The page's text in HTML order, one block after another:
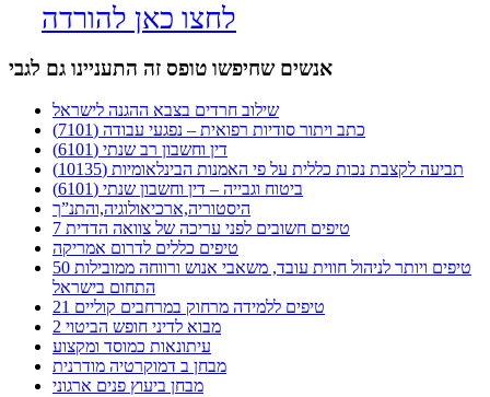
לחצו כאן להורדה
אנשים שחיפשו טופס זה התעניינו גם לגבי
שילוב חרדים בצבא ההגנה לישראל
כתב ויתור סודיות רפואית – נפגעי עבודה (7101)
דין וחשבון רב שנתי (6101)
תביעה לקצבת נכות כללית על פי האמנות הבינלאומיות (10135)
ביטוח וגבייה – דין וחשבון שנתי (6101)
היסטוריה,ארכיאולוגיה,והתנ”ך
7 טיפים חשובים לפני עריכה של צוואה הדדית
טיפים כללים לדרום אמריקה
50 טיפים ויותר לניהול חווית עובד, משאבי אנוש ורווחה ממובילות
התחום בישראל
21 טיפים ללמידה מרחוק במרחבים קוליים
מבוא לדיני חופש הביטוי 2
עיתונאות כמוסד ומקצוע
מבחן ב דמוקרטיה מודרנית
מבחן ביעוץ פנים ארגוני